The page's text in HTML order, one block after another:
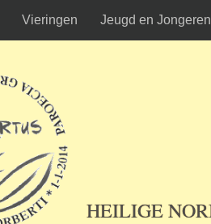
Vieringen Jeugd en Jongeren
HEILIGE